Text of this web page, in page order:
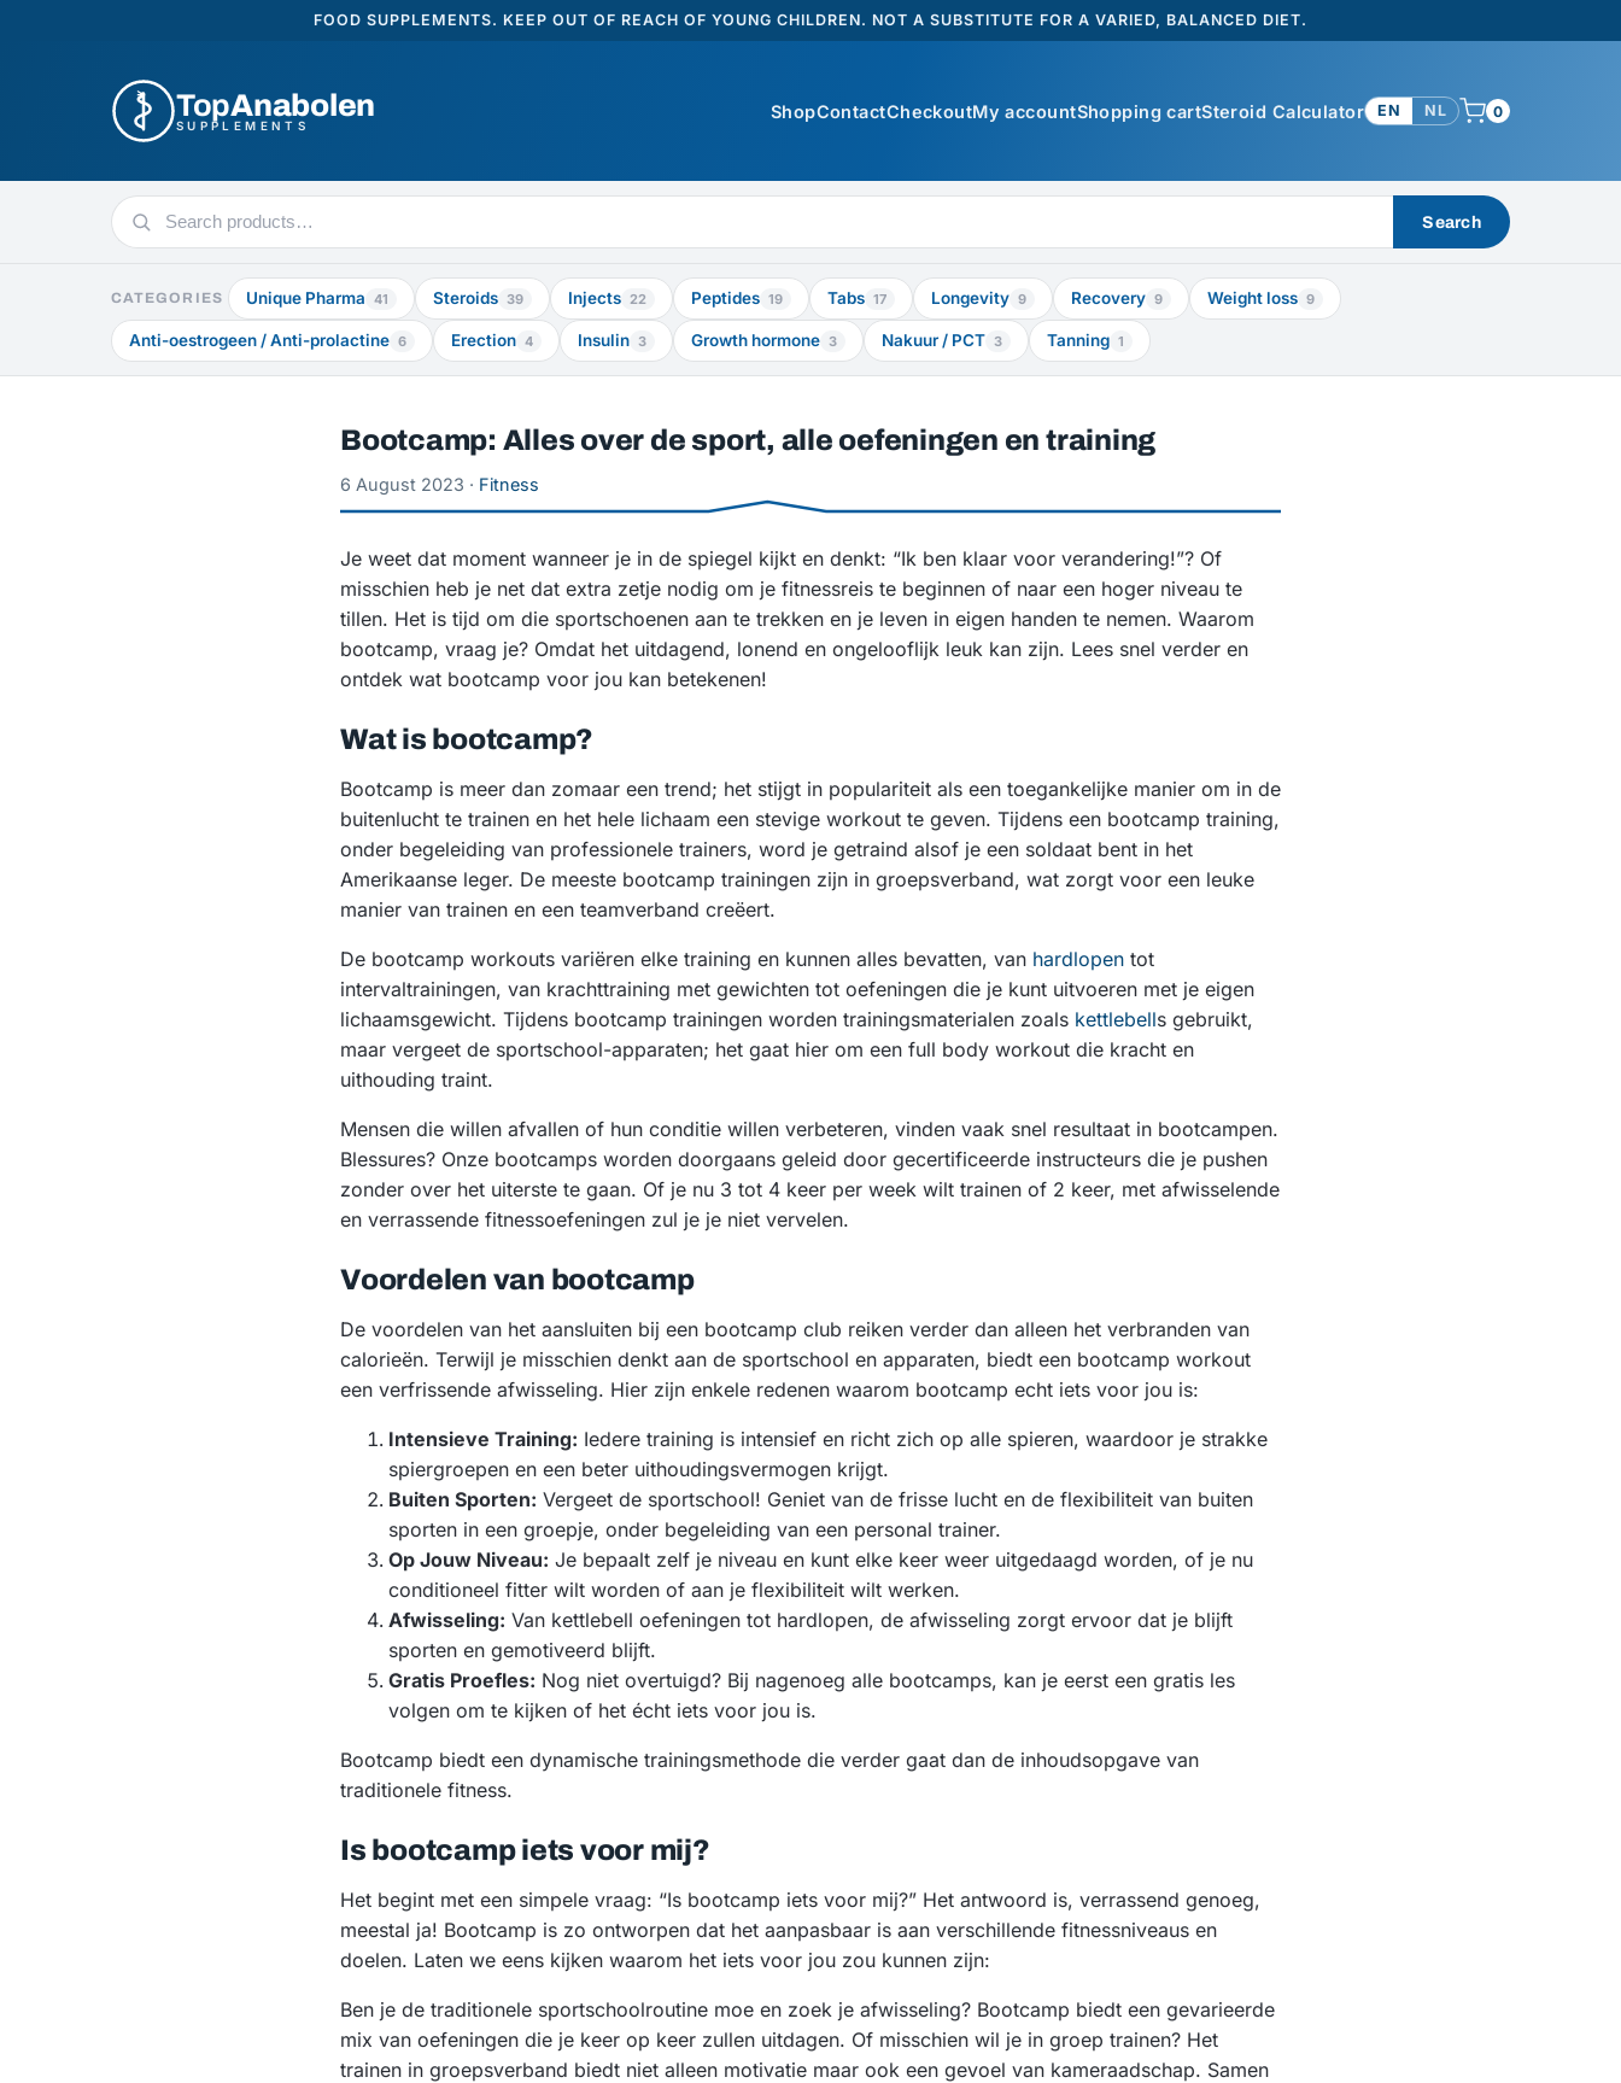
FOOD SUPPLEMENTS. KEEP OUT OF REACH OF YOUNG CHILDREN. NOT A SUBSTITUTE FOR A VARIED, BALANCED DIET.
TopAnabolen
SUPPLEMENTS
ShopContactCheckoutMy accountShopping cartSteroid Calculator EN NL 0
Search
products
Search
CATEGORIES Unique Pharma 41 Steroids 39 Injects 22 Peptides 19 Tabs 17 Longevity 9 Recovery 9 Weight loss 9
Anti-oestrogeen / Anti-prolactine 6 Erection 4 Insulin 3 Growth hormone 3 Nakuur / PCT 3 Tanning 1
Bootcamp: Alles over de sport, alle oefeningen en training
6 August 2023 · Fitness
Je weet dat moment wanneer je in de spiegel kijkt en denkt: “Ik ben klaar voor verandering!”? Of
misschien heb je net dat extra zetje nodig om je fitnessreis te beginnen of naar een hoger niveau te
tillen. Het is tijd om die sportschoenen aan te trekken en je leven in eigen handen te nemen. Waarom
bootcamp, vraag je? Omdat het uitdagend, lonend en ongelooflijk leuk kan zijn. Lees snel verder en
ontdek wat bootcamp voor jou kan betekenen!
Wat is bootcamp?
Bootcamp is meer dan zomaar een trend; het stijgt in populariteit als een toegankelijke manier om in de
buitenlucht te trainen en het hele lichaam een stevige workout te geven. Tijdens een bootcamp training,
onder begeleiding van professionele trainers, word je getraind alsof je een soldaat bent in het
Amerikaanse leger. De meeste bootcamp trainingen zijn in groepsverband, wat zorgt voor een leuke
manier van trainen en een teamverband creëert.
De bootcamp workouts variëren elke training en kunnen alles bevatten, van hardlopen tot
intervaltrainingen, van krachttraining met gewichten tot oefeningen die je kunt uitvoeren met je eigen
lichaamsgewicht. Tijdens bootcamp trainingen worden trainingsmaterialen zoals kettlebells gebruikt,
maar vergeet de sportschool-apparaten; het gaat hier om een full body workout die kracht en
uithouding traint.
Mensen die willen afvallen of hun conditie willen verbeteren, vinden vaak snel resultaat in bootcampen.
Blessures? Onze bootcamps worden doorgaans geleid door gecertificeerde instructeurs die je pushen
zonder over het uiterste te gaan. Of je nu 3 tot 4 keer per week wilt trainen of 2 keer, met afwisselende
en verrassende fitnessoefeningen zul je je niet vervelen.
Voordelen van bootcamp
De voordelen van het aansluiten bij een bootcamp club reiken verder dan alleen het verbranden van
calorieën. Terwijl je misschien denkt aan de sportschool en apparaten, biedt een bootcamp workout
een verfrissende afwisseling. Hier zijn enkele redenen waarom bootcamp echt iets voor jou is:
Intensieve Training: Iedere training is intensief en richt zich op alle spieren, waardoor je strakke
spiergroepen en een beter uithoudingsvermogen krijgt.
Buiten Sporten: Vergeet de sportschool! Geniet van de frisse lucht en de flexibiliteit van buiten
sporten in een groepje, onder begeleiding van een personal trainer.
Op Jouw Niveau: Je bepaalt zelf je niveau en kunt elke keer weer uitgedaagd worden, of je nu
conditioneel fitter wilt worden of aan je flexibiliteit wilt werken.
Afwisseling: Van kettlebell oefeningen tot hardlopen, de afwisseling zorgt ervoor dat je blijft
sporten en gemotiveerd blijft.
Gratis Proefles: Nog niet overtuigd? Bij nagenoeg alle bootcamps, kan je eerst een gratis les
volgen om te kijken of het écht iets voor jou is.
Bootcamp biedt een dynamische trainingsmethode die verder gaat dan de inhoudsopgave van
traditionele fitness.
Is bootcamp iets voor mij?
Het begint met een simpele vraag: “Is bootcamp iets voor mij?” Het antwoord is, verrassend genoeg,
meestal ja! Bootcamp is zo ontworpen dat het aanpasbaar is aan verschillende fitnessniveaus en
doelen. Laten we eens kijken waarom het iets voor jou zou kunnen zijn:
Ben je de traditionele sportschoolroutine moe en zoek je afwisseling? Bootcamp biedt een gevarieerde
mix van oefeningen die je keer op keer zullen uitdagen. Of misschien wil je in groep trainen? Het
trainen in groepsverband biedt niet alleen motivatie maar ook een gevoel van kameraadschap. Samen